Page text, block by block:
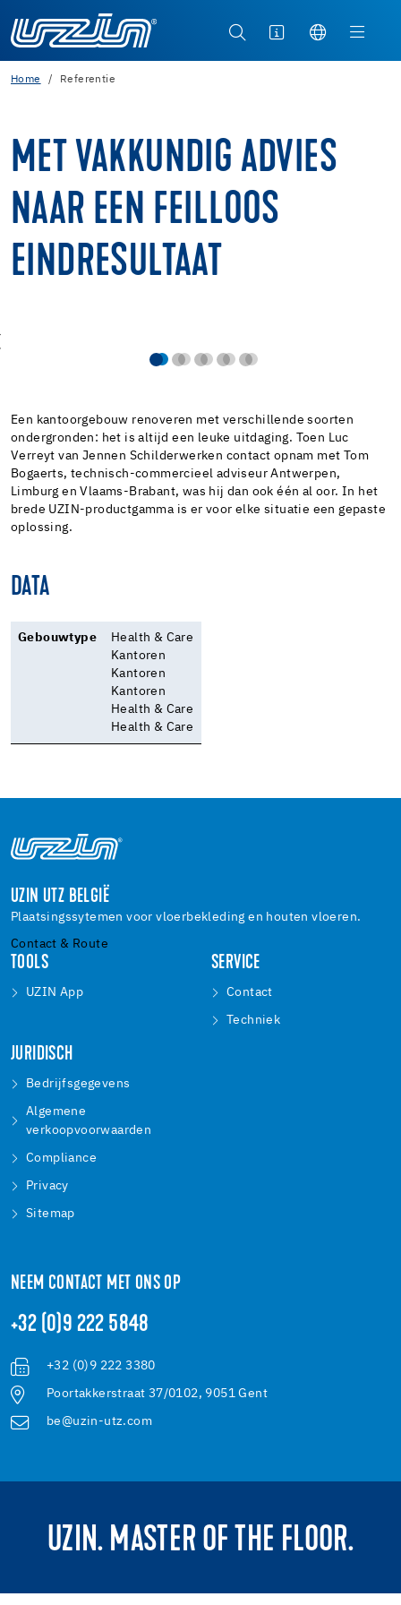
Home Referentie
MET VAKKUNDIG ADVIES
NAAR EEN FEILLOOS
EINDRESULTAAT
Een kantoorgebouw renoveren met verschillende soorten
ondergronden: het is altijd een leuke uitdaging. Toen Luc
Verreyt van Jennen Schilderwerken contact opnam met Tom
Bogaerts, technisch-commercieel adviseur Antwerpen,
Limburg en Vlaams-Brabant, was hij dan ook één al oor. In het
brede UZIN-productgamma is er voor elke situatie een gepaste
oplossing.
DATA
Gebouwtype
Health & Care
Kantoren
Kantoren
Kantoren
Health & Care
Health & Care
UZIN UTZ BELGIË
Plaatsingssytemen voor vloerbekleding en houten vloeren.
Contact & Route
TOOLS
UZIN App
SERVICE
Contact
Techniek
JURIDISCH
Bedrijfsgegevens
Algemene
verkoopvoorwaarden
Compliance
Privacy
Sitemap
NEEM CONTACT MET ONS OP
+32 (0)9 222 5848
+32 (0)9 222 3380
Poortakkerstraat 37/0102, 9051 Gent
be@uzin-utz.com
UZIN. MASTER OF THE FLOOR.